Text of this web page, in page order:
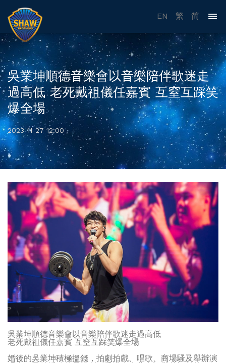
EN 繁 简
吳業坤順德音樂會以音樂陪伴歌迷走
過高低 老死戴祖儀任嘉賓 互窒互踩笑
爆全場
2023-11-27 12:00
吳業坤順德音樂會以音樂陪伴歌迷走過高低
老死戴祖儀任嘉賓 互窒互踩笑爆全場
婚後的吳業坤積極搵錢，拍劇拍戲、唱歌、商場騷及舉辦演